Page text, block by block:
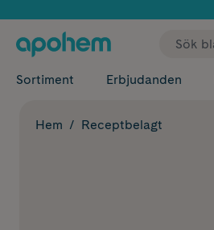
Sortiment Erbjudanden
Hem Receptbelagt